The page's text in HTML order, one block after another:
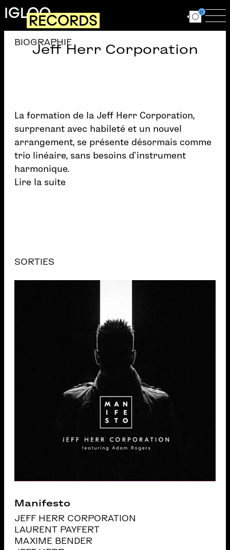
Aller au contenu principal
IGLOORECORDS Ouvrir le
0
Jeff Herr Corporation
BIOGRAPHIE
La formation de la Jeff Herr Corporation,
surprenant avec habileté et un nouvel
arrangement, se présente désormais comme
trio linéaire, sans besoins d’instrument
harmonique.
Lire la suite
SORTIES
Manifesto
JEFF HERR CORPORATION
LAURENT PAYFERT
MAXIME BENDER